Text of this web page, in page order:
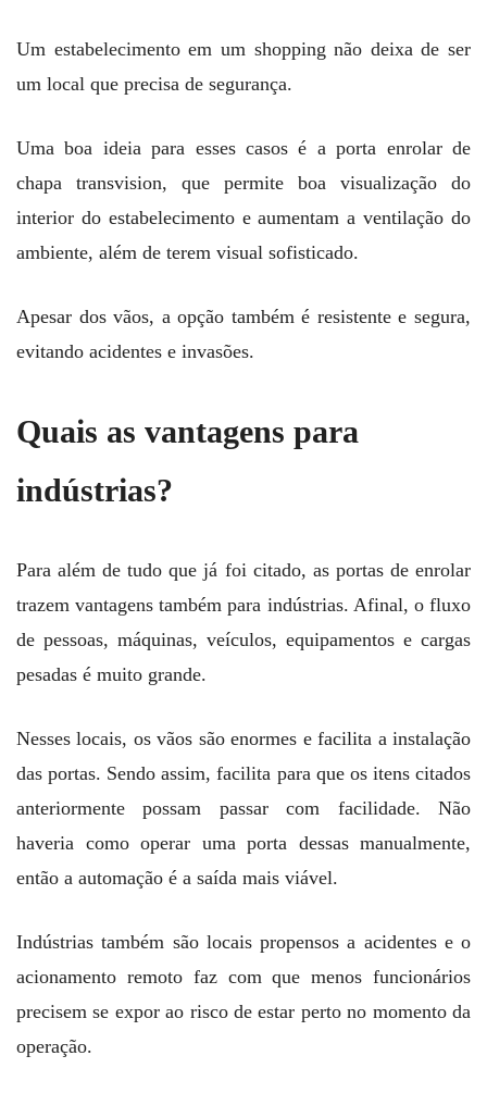
Um estabelecimento em um shopping não deixa de ser
um local que precisa de segurança.
Uma boa ideia para esses casos é a porta enrolar de
chapa transvision, que permite boa visualização do
interior do estabelecimento e aumentam a ventilação do
ambiente, além de terem visual sofisticado.
Apesar dos vãos, a opção também é resistente e segura,
evitando acidentes e invasões.
Quais as vantagens para
indústrias?
Para além de tudo que já foi citado, as portas de enrolar
trazem vantagens também para indústrias. Afinal, o fluxo
de pessoas, máquinas, veículos, equipamentos e cargas
pesadas é muito grande.
Nesses locais, os vãos são enormes e facilita a instalação
das portas. Sendo assim, facilita para que os itens citados
anteriormente possam passar com facilidade. Não
haveria como operar uma porta dessas manualmente,
então a automação é a saída mais viável.
Indústrias também são locais propensos a acidentes e o
acionamento remoto faz com que menos funcionários
precisem se expor ao risco de estar perto no momento da
operação.